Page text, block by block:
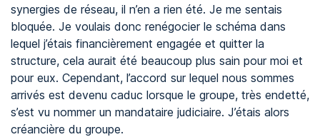
synergies de réseau, il n’en a rien été. Je me sentais
bloquée. Je voulais donc renégocier le schéma dans
lequel j’étais financièrement engagée et quitter la
structure, cela aurait été beaucoup plus sain pour moi et
pour eux. Cependant, l’accord sur lequel nous sommes
arrivés est devenu caduc lorsque le groupe, très endetté,
s’est vu nommer un mandataire judiciaire. J’étais alors
créancière du groupe.